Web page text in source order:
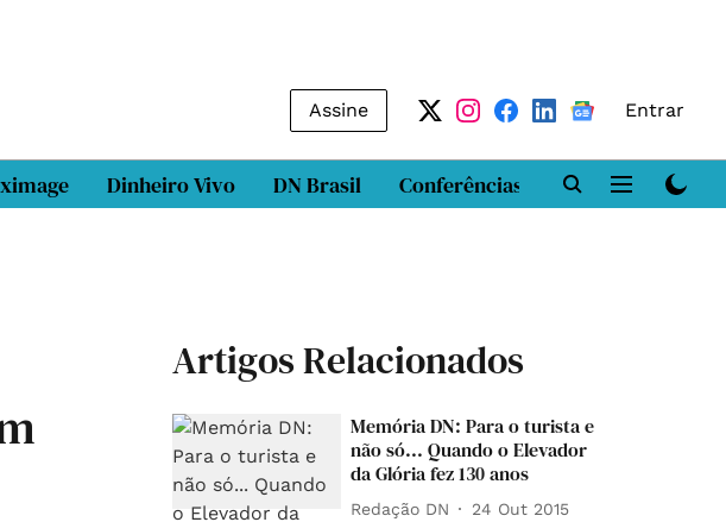
Assine Entrar
Dinheiro Vivo DN Brasil Conferências DN LAB
Artigos Relacionados
Memória DN: Para o turista e
não só... Quando o Elevador
da Glória fez 130 anos
Redação DN 24 Out 2015